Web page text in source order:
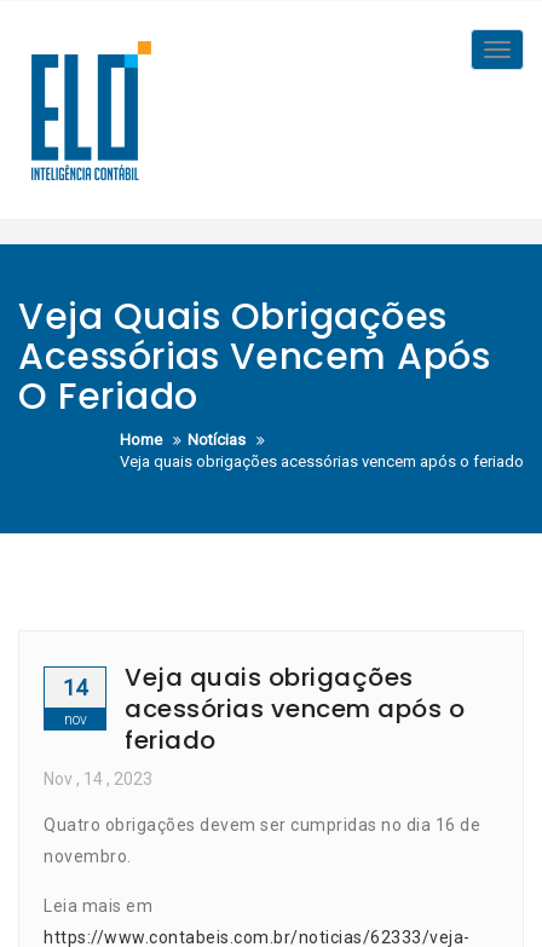
content
Veja Quais Obrigações
Acessórias Vencem Após
O Feriado
Home
Notícias
Veja quais obrigações acessórias vencem após o feriado
14
nov
Veja quais obrigações
acessórias vencem após o
feriado
Nov , 14 , 2023
Quatro obrigações devem ser cumpridas no dia 16 de
novembro.
Leia mais em
https://www.contabeis.com.br/noticias/62333/veja-